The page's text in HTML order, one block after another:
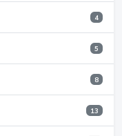
4
5
8
13